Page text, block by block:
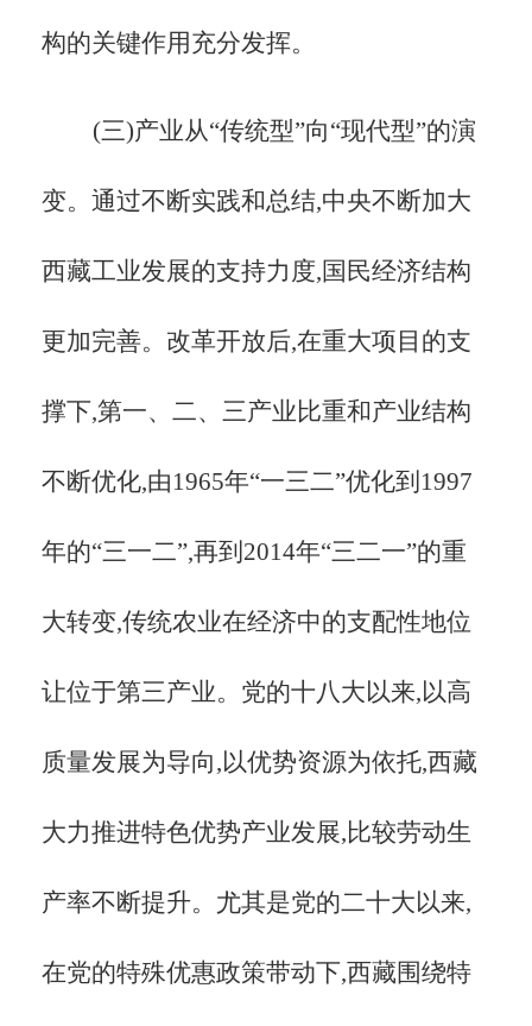
构的关键作用充分发挥。
(三)产业从“传统型”向“现代型”的演
变。通过不断实践和总结,中央不断加大
西藏工业发展的支持力度,国民经济结构
更加完善。改革开放后,在重大项目的支
撑下,第一、二、三产业比重和产业结构
不断优化,由1965年“一三二”优化到1997
年的“三一二”,再到2014年“三二一”的重
大转变,传统农业在经济中的支配性地位
让位于第三产业。党的十八大以来,以高
质量发展为导向,以优势资源为依托,西藏
大力推进特色优势产业发展,比较劳动生
产率不断提升。尤其是党的二十大以来,
在党的特殊优惠政策带动下,西藏围绕特